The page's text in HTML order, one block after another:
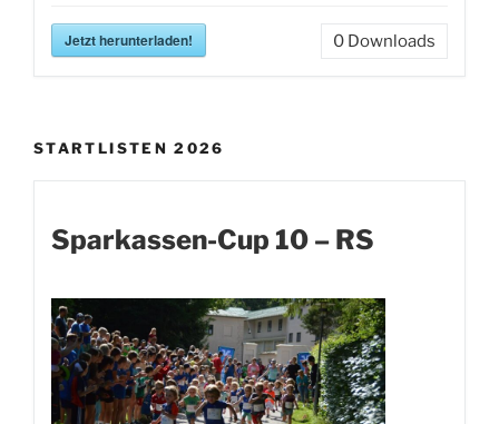
Jetzt herunterladen! 0 Downloads
STARTLISTEN 2026
Sparkassen-Cup 10 – RS